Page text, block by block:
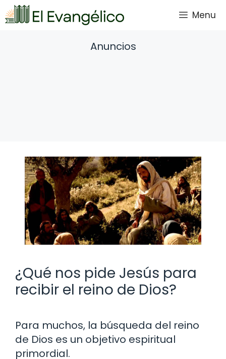
Saltar
al
Menu
Anuncios
¿Qué nos pide Jesús para
recibir el reino de Dios?
Para muchos, la búsqueda del reino
de Dios es un objetivo espiritual
primordial.